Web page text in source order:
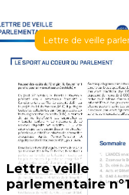
Lettre de veille
Lettre veille
parlementaire